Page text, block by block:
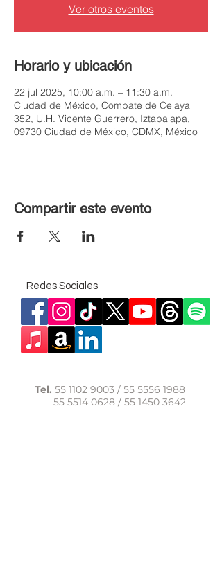
Ver otros eventos
Horario y ubicación
22 jul 2025, 10:00 a.m. – 11:30 a.m.
Ciudad de México, Combate de Celaya
352, U.H. Vicente Guerrero, Iztapalapa,
09730 Ciudad de México, CDMX, México
Compartir este evento
Redes Sociales
Tel. 55 1102 9003 / 55 5556 1988
55 5514 0628/ 55 1450 3642